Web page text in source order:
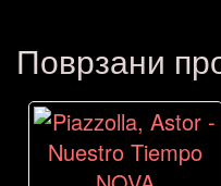
Поврзани